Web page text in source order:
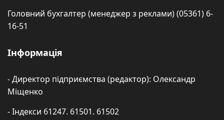
Головний бухгалтер (менеджер з реклами) (05361) 6-
16-51
Інформація
- Директор підприємства (редактор): Олександр
Міщенко
- Індекси 61247. 61501. 61502